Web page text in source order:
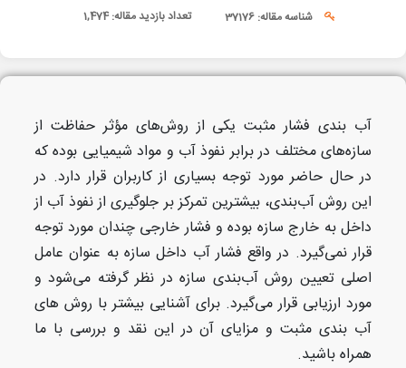
شناسه مقاله: 37176
تعداد بازدید مقاله: 1,474
آب بندی فشار مثبت یکی از روش‌های مؤثر حفاظت از
سازه‌های مختلف در برابر نفوذ آب و مواد شیمیایی بوده که
در حال حاضر مورد توجه بسیاری از کاربران قرار دارد. در
این روش آب‌بندی، بیشترین تمرکز بر جلوگیری از نفوذ آب از
داخل به خارج سازه بوده و فشار خارجی چندان مورد توجه
قرار نمی‌گیرد. در واقع فشار آب داخل سازه به عنوان عامل
اصلی تعیین روش آب‌بندی سازه در نظر گرفته می‌شود و
مورد ارزیابی قرار می‌گیرد. برای آشنایی بیشتر با روش های
آب بندی مثبت و مزایای آن در این نقد و بررسی با ما
همراه باشید.